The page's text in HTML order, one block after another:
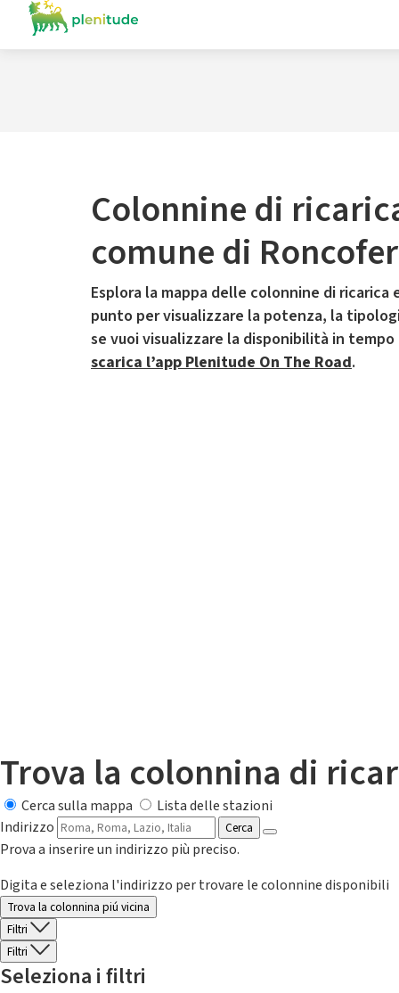
Colonnine di
comune di
Esplora la mappa delle colonnine di ricarica
punto per visualizzare la potenza, la
se vuoi visualizzare la disponibilità in
scarica l’app Plenitude On The Road.
Trova la colonnina di
Cerca sulla mappa
Lista delle stazioni
Indirizzo
Cerca
Prova a inserire un indirizzo più preciso.
Digita e seleziona l'indirizzo per trovare le colonnine disponibili
Trova la colonnina piú vicina
Filtri
Filtri
Seleziona i filtri